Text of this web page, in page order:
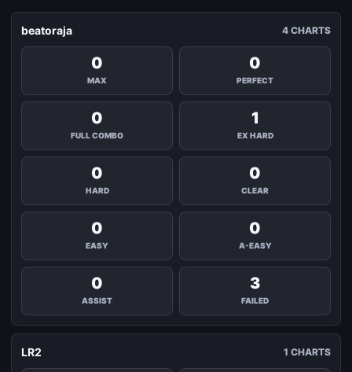
beatoraja 4 CHARTS
0
MAX
0
PERFECT
0
FULL COMBO
1
EX HARD
0
HARD
0
CLEAR
0
EASY
0
A-EASY
0
ASSIST
3
FAILED
LR2 1 CHARTS